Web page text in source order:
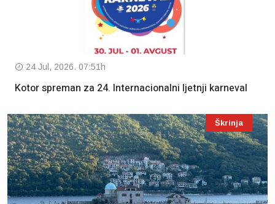
24 Jul, 2026. 07:51h
Kotor spreman za 24. Internacionalni ljetnji karneval
Škrinja